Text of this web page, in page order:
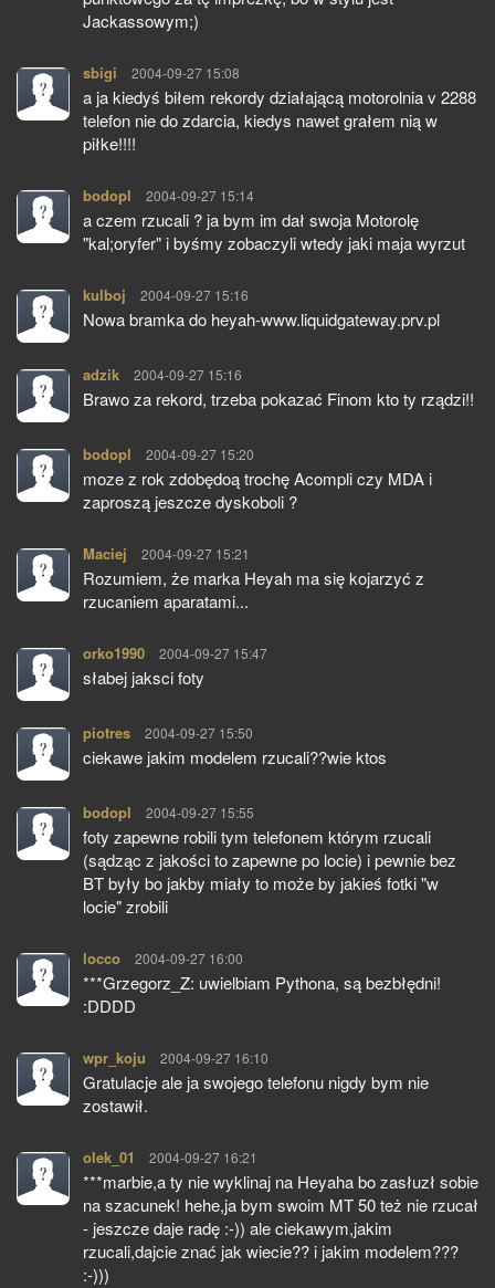
Jackassowym;)
sbigi pisze:
2004-09-27 15:08
a ja kiedyś biłem rekordy działającą motorolnia v 2288
telefon nie do zdarcia, kiedys nawet grałem nią w
piłke!!!!
bodopl pisze:
2004-09-27 15:14
a czem rzucali ? ja bym im dał swoja Motorolę
"kal;oryfer" i byśmy zobaczyli wtedy jaki maja wyrzut
kulboj pisze:
2004-09-27 15:16
Nowa bramka do heyah-www.liquidgateway.prv.pl
adzik pisze:
2004-09-27 15:16
Brawo za rekord, trzeba pokazać Finom kto ty rządzi!!
bodopl pisze:
2004-09-27 15:20
moze z rok zdobędoą trochę Acompli czy MDA i
zaproszą jeszcze dyskoboli ?
Maciej pisze:
2004-09-27 15:21
Rozumiem, że marka Heyah ma się kojarzyć z
rzucaniem aparatami...
orko1990 pisze:
2004-09-27 15:47
słabej jaksci foty
piotres pisze:
2004-09-27 15:50
ciekawe jakim modelem rzucali??wie ktos
bodopl pisze:
2004-09-27 15:55
foty zapewne robili tym telefonem którym rzucali
(sądząc z jakości to zapewne po locie) i pewnie bez
BT były bo jakby miały to może by jakieś fotki "w
locie" zrobili
locco pisze:
2004-09-27 16:00
***Grzegorz_Z: uwielbiam Pythona, są bezbłędni!
:DDDD
wpr_koju pisze:
2004-09-27 16:10
Gratulacje ale ja swojego telefonu nigdy bym nie
zostawił.
olek_01 pisze:
2004-09-27 16:21
***marbie,a ty nie wyklinaj na Heyaha bo zasłuzł sobie
na szacunek! hehe,ja bym swoim MT 50 też nie rzucał
- jeszcze daje radę :-)) ale ciekawym,jakim
rzucali,dajcie znać jak wiecie?? i jakim modelem???
:-)))